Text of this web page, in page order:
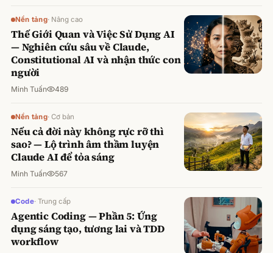
Nền tảng· Nâng cao
Thế Giới Quan và Việc Sử Dụng AI
— Nghiên cứu sâu về Claude,
Constitutional AI và nhận thức con
người
Minh Tuấn 489
Nền tảng· Cơ bản
Nếu cả đời này không rực rỡ thì
sao? — Lộ trình âm thầm luyện
Claude AI để tỏa sáng
Minh Tuấn 567
Code· Trung cấp
Agentic Coding — Phần 5: Ứng
dụng sáng tạo, tương lai và TDD
workflow